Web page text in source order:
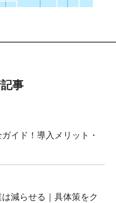
事
イド！導入メリット・
減らせる｜具体策をク